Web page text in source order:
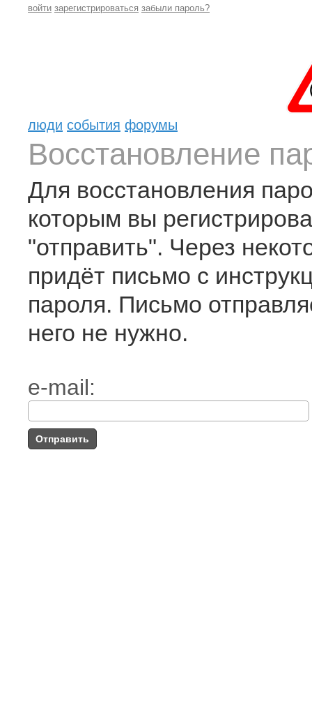
войти зарегистрироваться забыли пароль?
люди события форумы
Восстановление
Для восстановления
которым вы
"отправить". Через
придёт письмо с
пароля. Письмо
него не нужно.
e-mail: